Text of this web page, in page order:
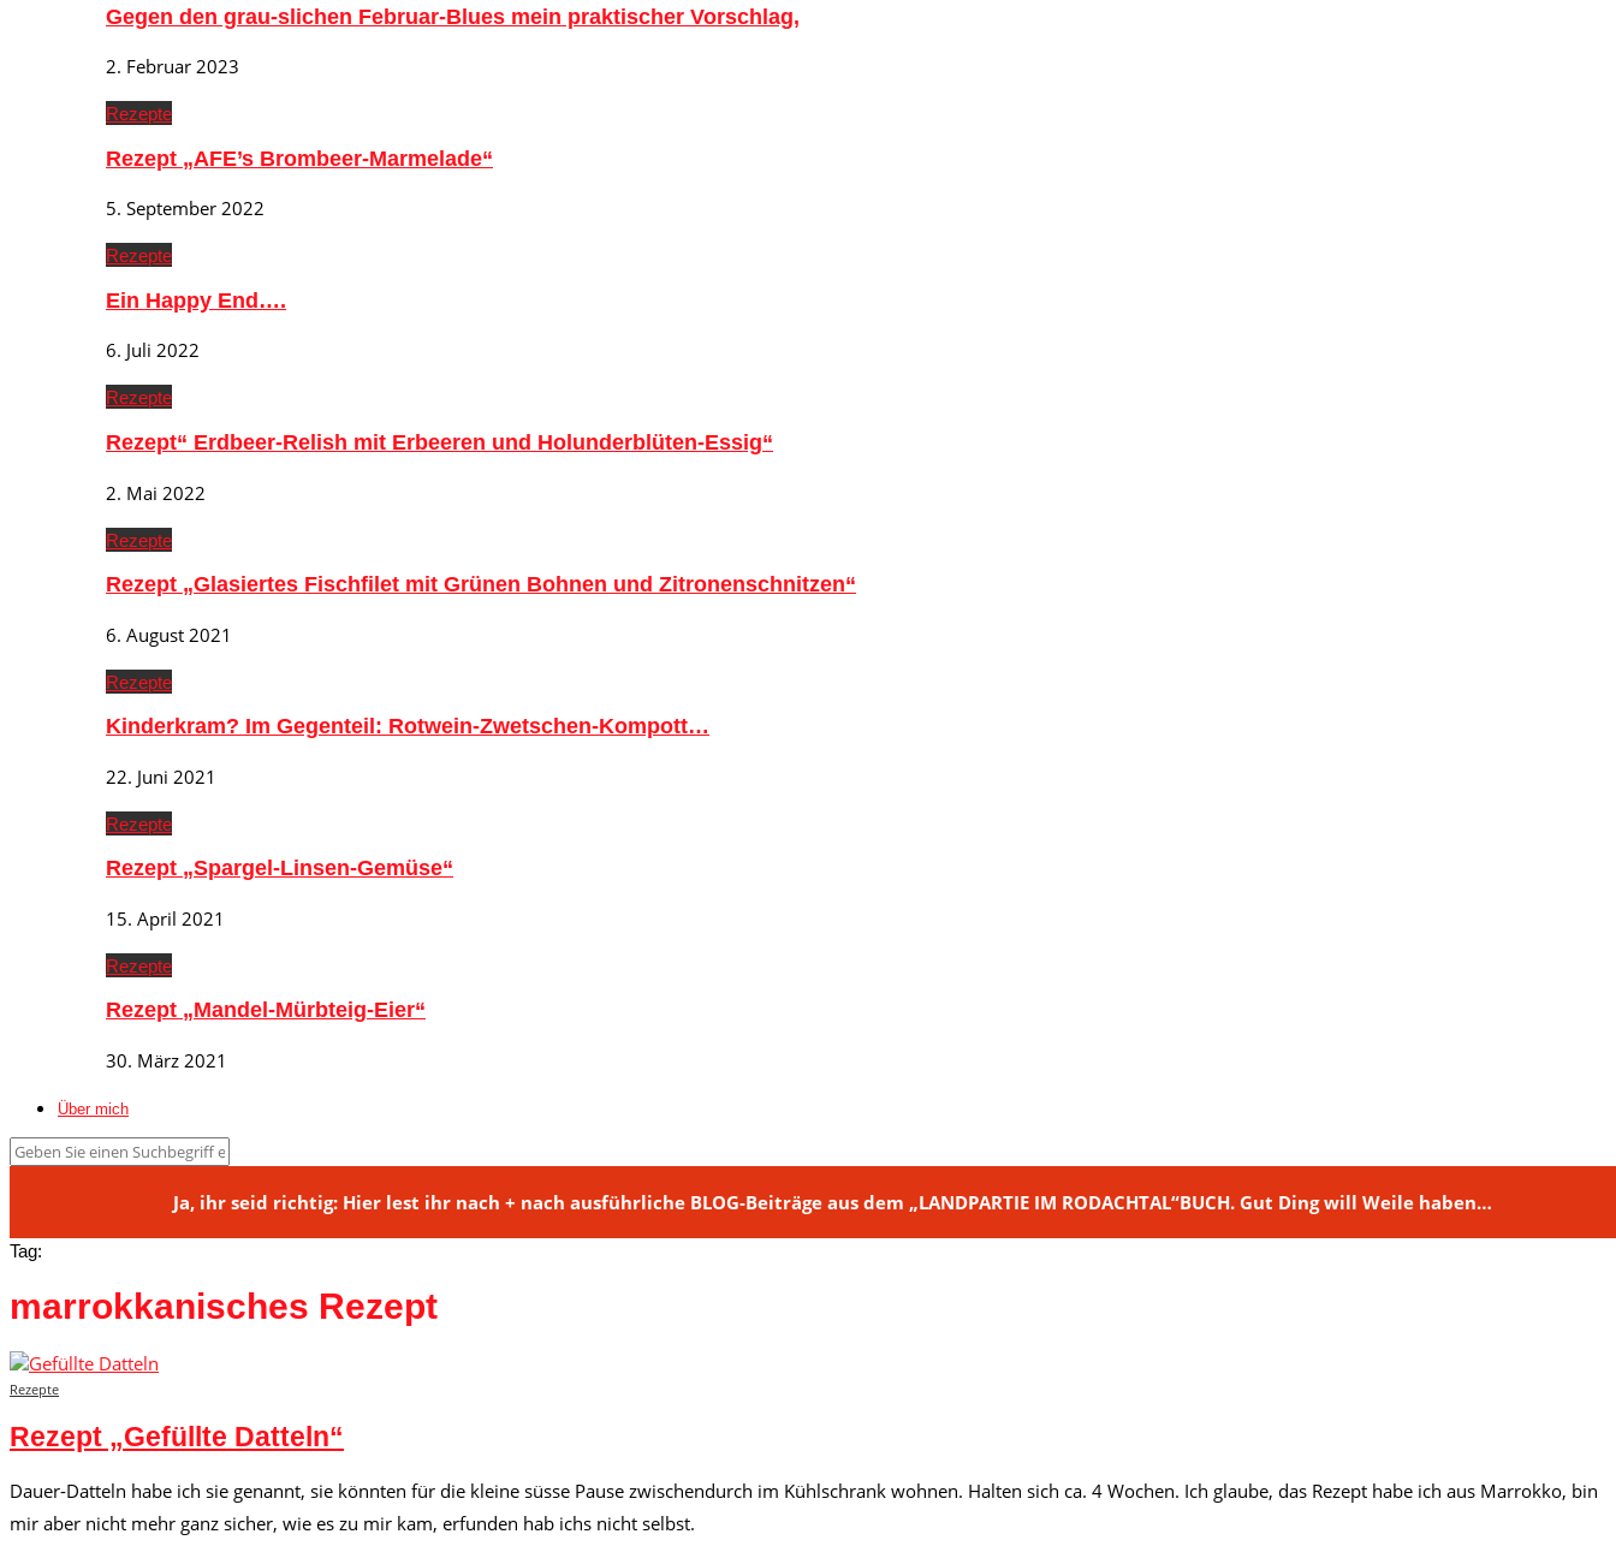
Gegen den grau-slichen Februar-Blues mein praktischer Vorschlag,
2. Februar 2023
Rezepte
Rezept „AFE’s Brombeer-Marmelade“
5. September 2022
Rezepte
Ein Happy End….
6. Juli 2022
Rezepte
Rezept“ Erdbeer-Relish mit Erbeeren und Holunderblüten-Essig“
2. Mai 2022
Rezepte
Rezept „Glasiertes Fischfilet mit Grünen Bohnen und Zitronenschnitzen“
6. August 2021
Rezepte
Kinderkram? Im Gegenteil: Rotwein-Zwetschen-Kompott…
22. Juni 2021
Rezepte
Rezept „Spargel-Linsen-Gemüse“
15. April 2021
Rezepte
Rezept „Mandel-Mürbteig-Eier“
30. März 2021
Über mich
Ja, ihr seid richtig: Hier lest ihr nach + nach ausführliche BLOG-Beiträge aus dem „LANDPARTIE IM RODACHTAL“BUCH. Gut Ding will Weile haben…
Tag:
marrokkanisches Rezept
Rezepte
Rezept „Gefüllte Datteln“
Dauer-Datteln habe ich sie genannt, sie könnten für die kleine süsse Pause zwischendurch im Kühlschrank wohnen. Halten sich ca. 4 Wochen. Ich glaube, das Rezept habe ich aus Marrokko, bin
mir aber nicht mehr ganz sicher, wie es zu mir kam, erfunden hab ichs nicht selbst.